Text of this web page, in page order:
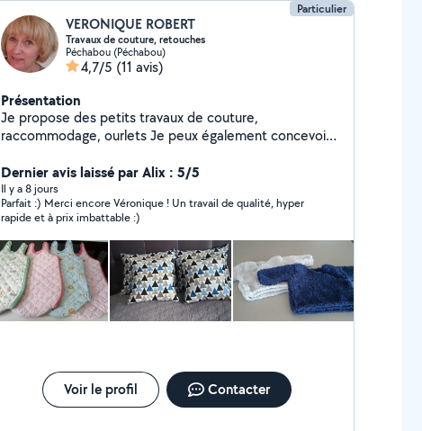
Particulier
VERONIQUE ROBERT
Travaux de couture, retouches
Péchabou (Péchabou)
4,7/5 (11 avis)
Présentation
Je propose des petits travaux de couture,
raccommodage, ourlets Je peux également concevoir
Dernier avis laissé par Alix : 5/5
Il y a 8 jours
Parfait :) Merci encore Véronique ! Un travail de qualité, hyper
rapide et à prix imbattable :)
Voir le profil Contacter